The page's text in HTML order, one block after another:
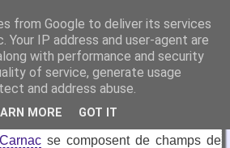
votre fauteuil.
Carnac
se composent de champs de
from Google to deliver its services
Your IP address and user-agent are
with performance and security
of service, generate usage
and address abuse.
MORE GOT IT